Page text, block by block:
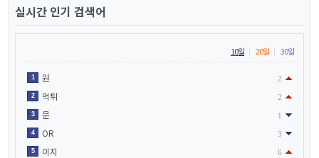
실시간 인기 검색어
10일 20일 30일
1 원 2
2 먹튀 2
3 문 1
4 OR 3
5 이지 6